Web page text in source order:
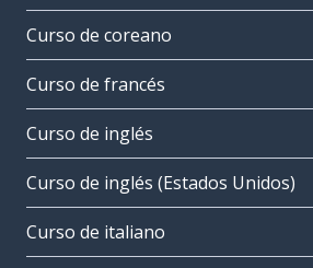
Curso de coreano
Curso de francés
Curso de inglés
Curso de inglés (Estados Unidos)
Curso de italiano